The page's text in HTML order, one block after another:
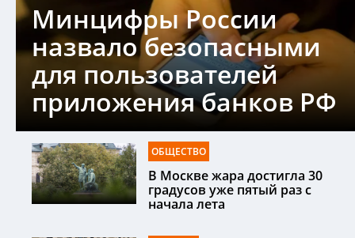
Минцифры России
назвало безопасными
для пользователей
приложения банков РФ
ОБЩЕСТВО
В Москве жара достигла 30
градусов уже пятый раз с
начала лета